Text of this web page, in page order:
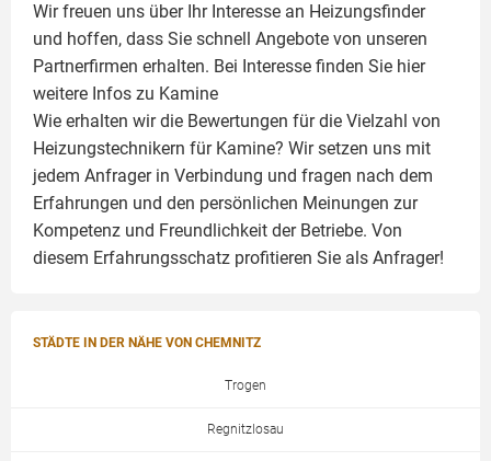
Wir freuen uns über Ihr Interesse an Heizungsfinder
und hoffen, dass Sie schnell Angebote von unseren
Partnerfirmen erhalten. Bei Interesse finden Sie hier
weitere Infos zu Kamine
Wie erhalten wir die Bewertungen für die Vielzahl von
Heizungstechnikern für Kamine? Wir setzen uns mit
jedem Anfrager in Verbindung und fragen nach dem
Erfahrungen und den persönlichen Meinungen zur
Kompetenz und Freundlichkeit der Betriebe. Von
diesem Erfahrungsschatz profitieren Sie als Anfrager!
STÄDTE IN DER NÄHE VON CHEMNITZ
Trogen
Regnitzlosau